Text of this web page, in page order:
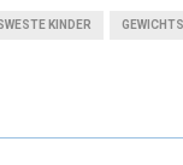
KINDER